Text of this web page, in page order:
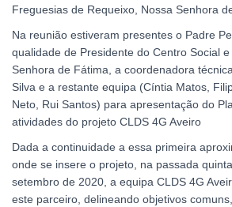
Freguesias de Requeixo, Nossa Senhora
Na reunião estiveram presentes o Padre
qualidade de Presidente do Centro Social
Senhora de Fátima, a coordenadora
Silva e a restante equipa (Cíntia Matos,
Neto, Rui Santos) para apresentação do
atividades do projeto CLDS 4G Aveiro
Dada a continuidade a essa primeira
onde se insere o projeto, na passada
setembro de 2020, a equipa CLDS 4G
este parceiro, delineando objetivos